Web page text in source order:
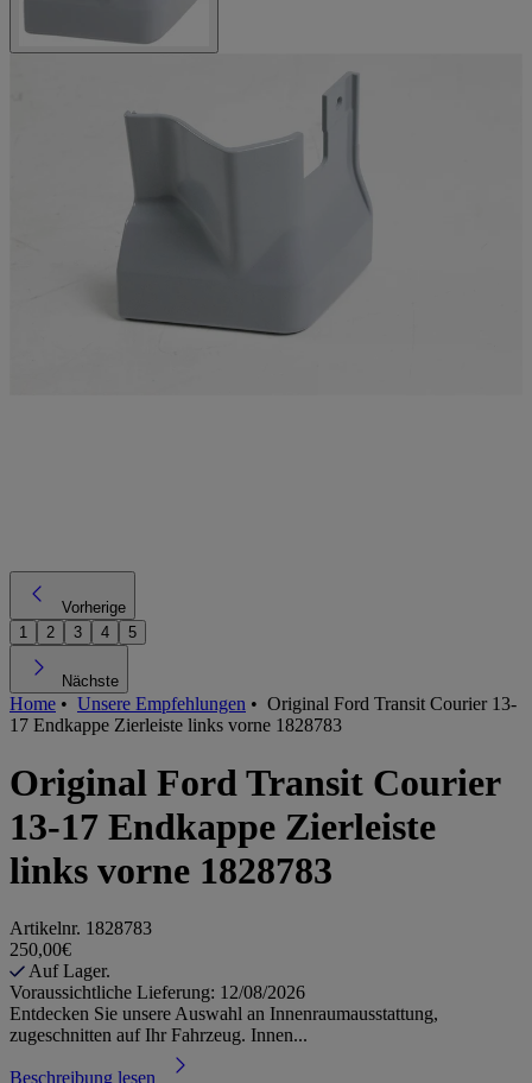
Vorherige
1
2 3 4 5
Nächste
Home • Unsere Empfehlungen • Original Ford Transit Courier 13-
17 Endkappe Zierleiste links vorne 1828783
Original Ford Transit Courier
13-17 Endkappe Zierleiste
links vorne 1828783
Artikelnr. 1828783
250,00€
Auf Lager.
Voraussichtliche Lieferung: 12/08/2026
Entdecken Sie unsere Auswahl an Innenraumausstattung,
zugeschnitten auf Ihr Fahrzeug. Innen...
Beschreibung lesen